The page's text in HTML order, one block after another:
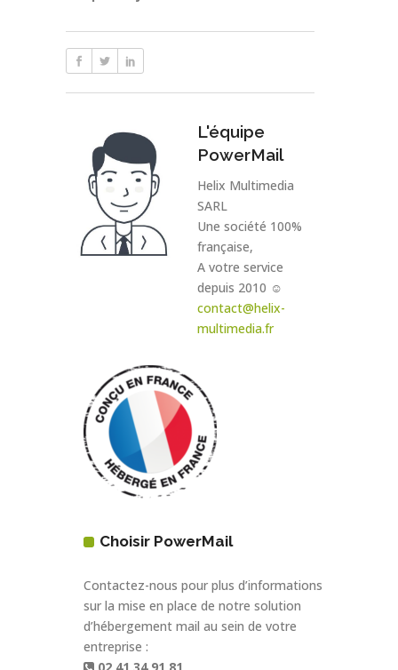
L'équipe
PowerMail
Helix Multimedia
SARL
Une société 100%
française,
A votre service
depuis 2010 ☺
contact@helix-
multimedia.fr
Choisir PowerMail
Contactez-nous pour plus d’informations
sur la mise en place de notre solution
d’hébergement mail au sein de votre
entreprise :